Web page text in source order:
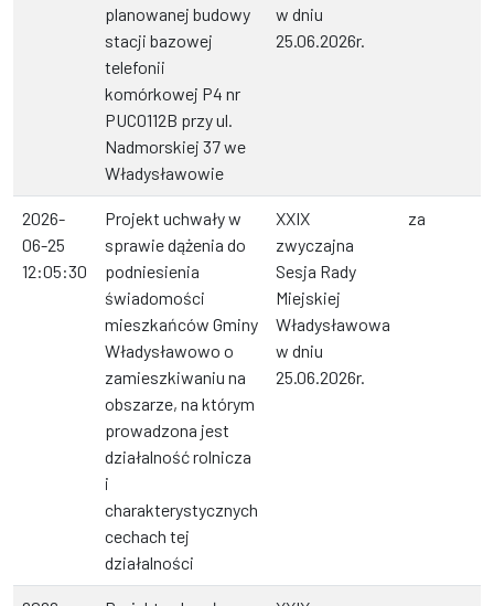
planowanej budowy
stacji bazowej
telefonii
komórkowej P4 nr
PUC0112B przy ul.
Nadmorskiej 37 we
Władysławowie
w dniu
25.06.2026r.
2026-
06-25
12:05:30
Projekt uchwały w
sprawie dążenia do
podniesienia
świadomości
mieszkańców Gminy
Władysławowo o
zamieszkiwaniu na
obszarze, na którym
prowadzona jest
działalność rolnicza
i
charakterystycznych
cechach tej
działalności
XXIX
zwyczajna
Sesja Rady
Miejskiej
Władysławowa
w dniu
25.06.2026r.
za